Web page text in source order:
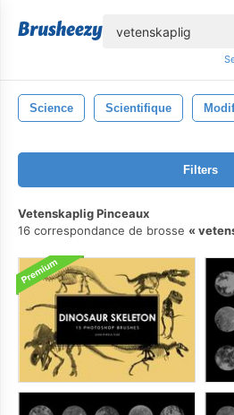
Science Scientifique
Filters
Vetenskaplig Pinceaux
16 correspondance de brosse